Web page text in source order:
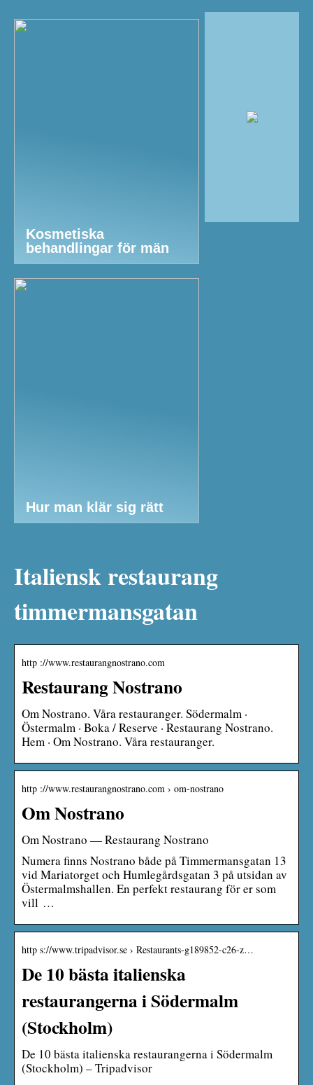
Kosmetiska
behandlingar för män
Hur man klär sig rätt
Italiensk restaurang
timmermansgatan
http ://www.restaurangnostrano.com
Restaurang Nostrano
Om Nostrano. Våra restauranger. Södermalm ·
Östermalm · Boka / Reserve · Restaurang Nostrano.
Hem · Om Nostrano. Våra restauranger.
http ://www.restaurangnostrano.com › om-nostrano
Om Nostrano
Om Nostrano — Restaurang Nostrano
Numera finns Nostrano både på Timmermansgatan 13
vid Mariatorget och Humlegårdsgatan 3 på utsidan av
Östermalmshallen. En perfekt restaurang för er som
vill …
http s://www.tripadvisor.se › Restaurants-g189852-c26-z…
De 10 bästa italienska
restaurangerna i Södermalm
(Stockholm)
De 10 bästa italienska restaurangerna i Södermalm
(Stockholm) – Tripadvisor